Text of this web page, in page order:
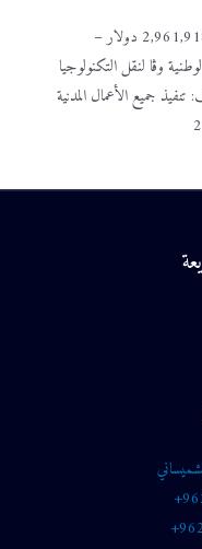
محطة السمراء الفرعية 400 كيلوفولت قيمة العقد: 2,961,918 دولار –
وڤا لنقل التكنولوجيا
جميع الأعمال المدنية